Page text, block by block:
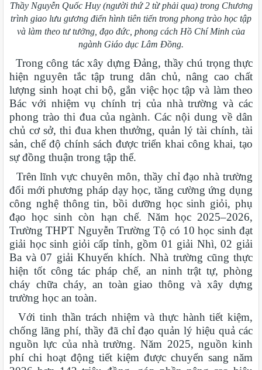
Thầy Nguyễn Quốc Huy (người thứ 2 từ phải qua) trong Chương
trình giao lưu gương điển hình tiên tiến trong phong trào học tập
và làm theo tư tưởng, đạo đức, phong cách Hồ Chí Minh của
ngành Giáo dục Lâm Đồng.
Trong công tác xây dựng Đảng, thầy chú trọng thực
hiện nguyên tắc tập trung dân chủ, nâng cao chất
lượng sinh hoạt chi bộ, gắn việc học tập và làm theo
Bác với nhiệm vụ chính trị của nhà trường và các
phong trào thi đua của ngành. Các nội dung về dân
chủ cơ sở, thi đua khen thưởng, quản lý tài chính, tài
sản, chế độ chính sách được triển khai công khai, tạo
sự đồng thuận trong tập thể.
Trên lĩnh vực chuyên môn, thầy chỉ đạo nhà trường
đổi mới phương pháp dạy học, tăng cường ứng dụng
công nghệ thông tin, bồi dưỡng học sinh giỏi, phụ
đạo học sinh còn hạn chế. Năm học 2025–2026,
Trường THPT Nguyễn Trường Tộ có 10 học sinh đạt
giải học sinh giỏi cấp tỉnh, gồm 01 giải Nhì, 02 giải
Ba và 07 giải Khuyến khích. Nhà trường cũng thực
hiện tốt công tác pháp chế, an ninh trật tự, phòng
cháy chữa cháy, an toàn giao thông và xây dựng
trường học an toàn.
Với tinh thần trách nhiệm và thực hành tiết kiệm,
chống lãng phí, thầy đã chỉ đạo quản lý hiệu quả các
nguồn lực của nhà trường. Năm 2025, nguồn kinh
phí chi hoạt động tiết kiệm được chuyển sang năm